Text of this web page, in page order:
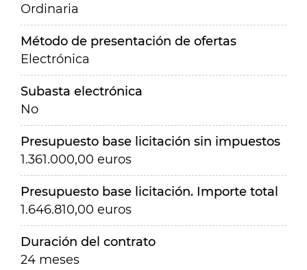
Ordinaria
Método de presentación de ofertas
Electrónica
Subasta electrónica
No
Presupuesto base licitación sin impuestos
1.361.000,00 euros
Presupuesto base licitación. Importe total
1.646.810,00 euros
Duración del contrato
24 meses